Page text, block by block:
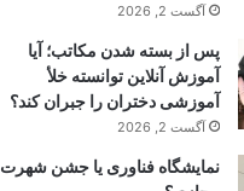
آگست 2, 2026
پس از بسته شدن مکاتب؛ آیا
آموزش آنلاین توانسته خلأ
آموزشی دختران را جبران کند؟
آگست 2, 2026
نمایشگاه فناوری یا جشن شهرت